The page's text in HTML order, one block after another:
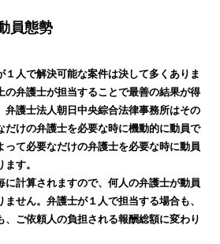
員態勢
１人で解決可能な案件は決して多くありま
の弁護士が担当することで最善の結果が得
弁護士法人朝日中央綜合法律事務所はその
だけの弁護士を必要な時に機動的に動員で
って必要なだけの弁護士を必要な時に動員
す。
に計算されますので、何人の弁護士が動員
せん。弁護士が１人で担当する場合も、
、ご依頼人の負担される報酬総額に変わり